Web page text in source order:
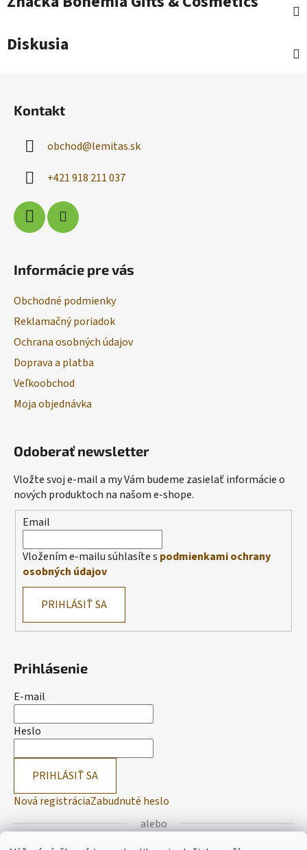
Diskusia
Kontakt
obchod@lemitas.sk
+421 918 211 037
Informácie pre vás
Obchodné podmienky
Reklamačný poriadok
Ochrana osobných údajov
Doprava a platba
Veľkoobchod
Moja objednávka
Odoberať newsletter
Vložte svoj e-mail a my Vám budeme zasielať informácie o
nových produktoch na našom e-shope.
Email
Vložením e-mailu súhlasíte s podmienkami ochrany
osobných údajov
PRIHLÁSIŤ SA
Prihlásenie
E-mail
Heslo
PRIHLÁSIŤ SA
Nová registráciaZabudnuté heslo
alebo